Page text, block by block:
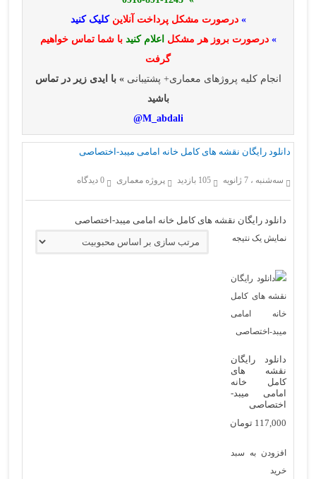
» درصورت مشکل پرداخت آنلاینکلیک کنید
» درصورت بروز هر مشکل اعلام کنید با شما تماس خواهیم
گرفت
انجام کلیه پروژهای معماری+ پشتیبانی» با ایدی زیر در تماس
باشید
M_abdali@
دانلود رایگان نقشه های کامل خانه امامی میبد-اختصاصی
سه‌شنبه ، 7 ژانویه 105 بازدید پروژه معماری 0 دیدگاه
دانلود رایگان نقشه های کامل خانه امامی میبد-اختصاصی
نمایش یک نتیجه
دانلود رایگان
نقشه های
کامل خانه
امامی میبد-
اختصاصی
117,000 تومان
افزودن به سبد
خرید